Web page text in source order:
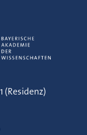
(Residenz)